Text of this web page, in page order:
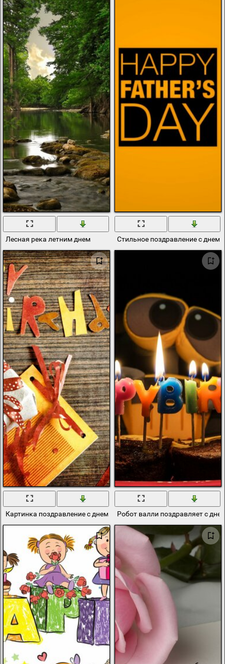
Лесная река летним днем Стильное поздравление с днем
Картинка поздравление с днем рожденияРобот валли поздравляет с